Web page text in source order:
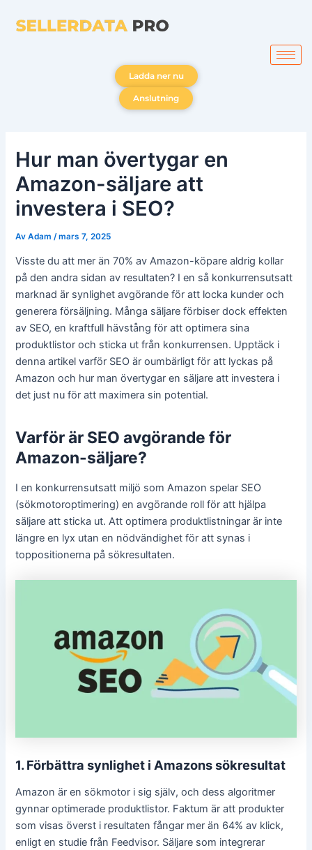
Ladda ner nu
Anslutning
Hur man övertygar en
Amazon-säljare att
investera i SEO?
Av Adam /mars 7, 2025
Visste du att mer än 70% av Amazon-köpare aldrig kollar
på den andra sidan av resultaten? I en så konkurrensutsatt
marknad är synlighet avgörande för att locka kunder och
generera försäljning. Många säljare förbiser dock effekten
av SEO, en kraftfull hävstång för att optimera sina
produktlistor och sticka ut från konkurrensen. Upptäck i
denna artikel varför SEO är oumbärligt för att lyckas på
Amazon och hur man övertygar en säljare att investera i
det just nu för att maximera sin potential.
Varför är SEO avgörande för
Amazon-säljare?
I en konkurrensutsatt miljö som Amazon spelar SEO
(sökmotoroptimering) en avgörande roll för att hjälpa
säljare att sticka ut. Att optimera produktlistningar är inte
längre en lyx utan en nödvändighet för att synas i
toppositionerna på sökresultaten.
1. Förbättra synlighet i Amazons sökresultat
Amazon är en sökmotor i sig själv, och dess algoritmer
gynnar optimerade produktlistor. Faktum är att produkter
som visas överst i resultaten fångar mer än 64% av klick,
enligt en studie från Feedvisor. Säljare som integrerar